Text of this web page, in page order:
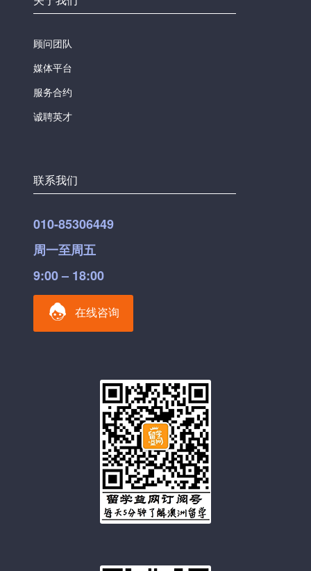
顾问团队
媒体平台
服务合约
诚聘英才
联系我们
010-85306449
周一至周五
9:00 – 18:00
在线咨询